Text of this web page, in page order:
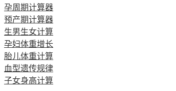
孕周期计算器
预产期计算器
生男生女计算
孕妇体重增长
胎儿体重计算
血型遗传规律
子女身高计算